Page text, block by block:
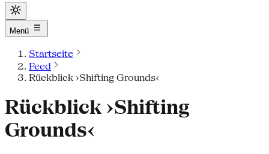
Menü
Startseite
Feed
Rückblick ›Shifting Grounds‹
Rückblick ›Shifting
Grounds‹